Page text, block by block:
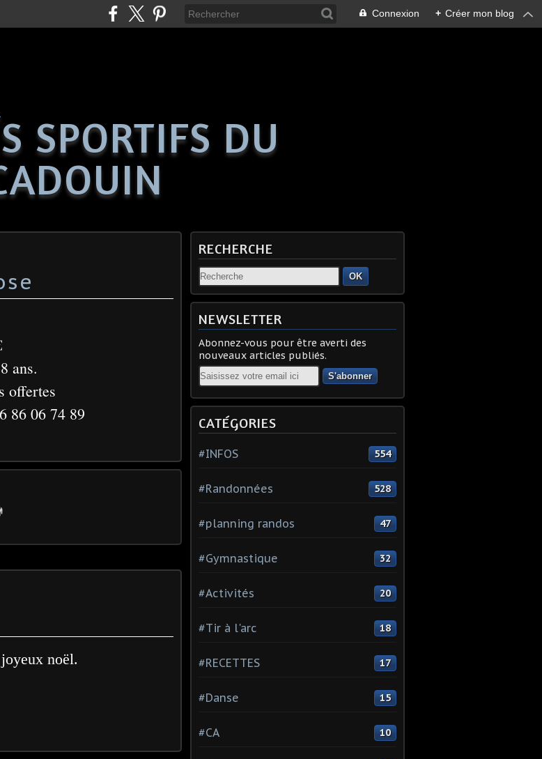
Connexion + Créer mon blog
SPORTIFS DU
ans.
offertes
86 06 74 89
noël.
RECHERCHE
OK
NEWSLETTER
Abonnez-vous pour être averti des
nouveaux articles publiés.
Email
CATÉGORIES
#INFOS 554
#Randonnées 528
#planning randos 47
#Gymnastique 32
#Activités 20
#Tir à l'arc 18
#RECETTES 17
#Danse 15
#CA 10